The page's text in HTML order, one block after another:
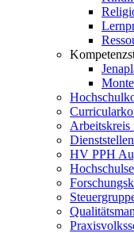
Arbeitskreis
HV PPH